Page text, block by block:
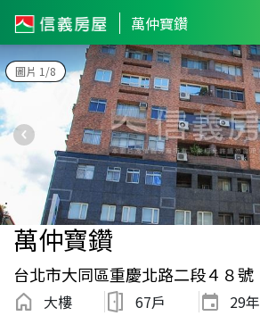
萬仲寶鑽
圖片 1/8
萬仲寶鑽
台北市大同區重慶北路二段４８號
大樓 67戶 29年